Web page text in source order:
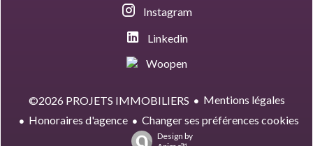
Instagram
Linkedin
Woopen
©2026 PROJETS IMMOBILIERS
Mentions légales
Honoraires d'agence
Changer ses préférences cookies
Design by